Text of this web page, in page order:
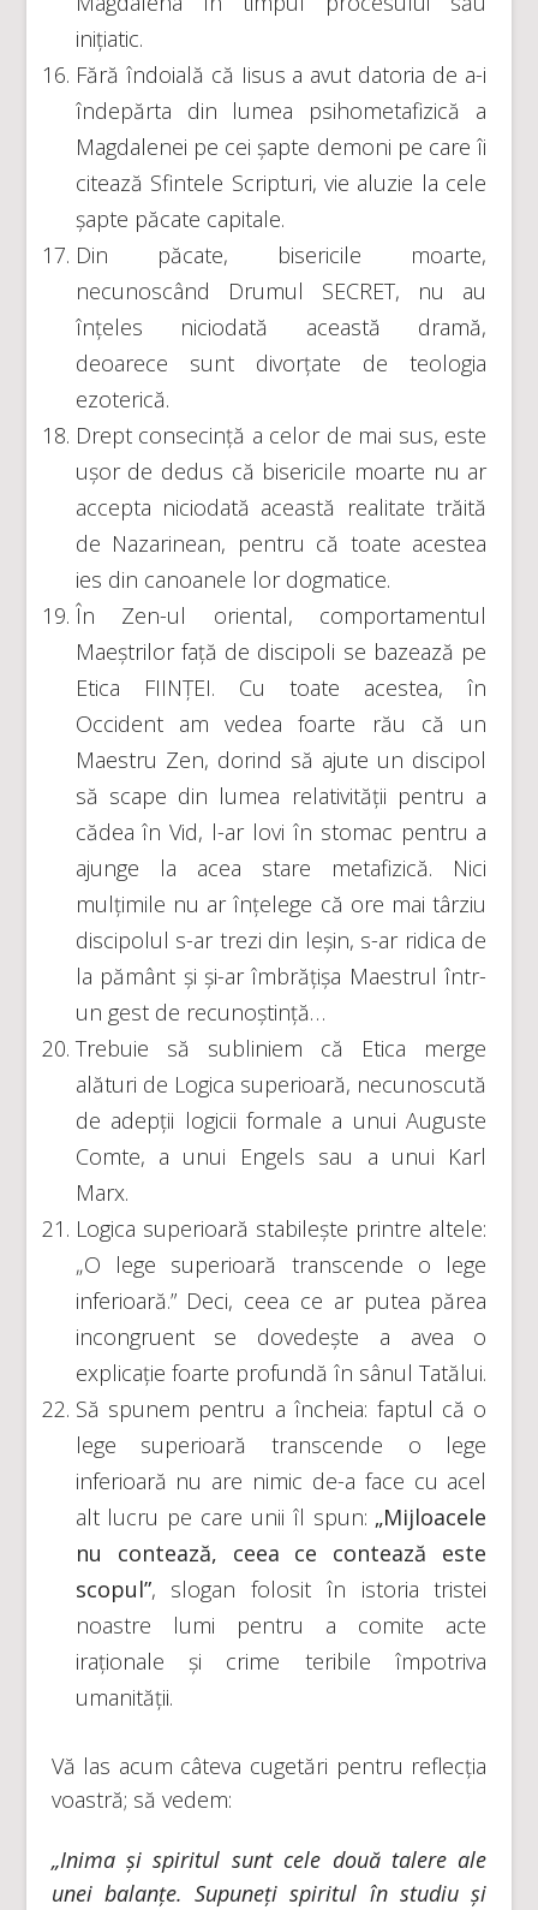
inițiatic.
Fără îndoială că Iisus a avut datoria de a-i
îndepărta din lumea psihometafizică a
Magdalenei pe cei șapte demoni pe care îi
citează Sfintele Scripturi, vie aluzie la cele
șapte păcate capitale.
Din păcate, bisericile moarte,
necunoscând Drumul SECRET, nu au
înțeles niciodată această dramă,
deoarece sunt divorțate de teologia
ezoterică.
Drept consecință a celor de mai sus, este
ușor de dedus că bisericile moarte nu ar
accepta niciodată această realitate trăită
de Nazarinean, pentru că toate acestea
ies din canoanele lor dogmatice.
În Zen-ul oriental, comportamentul
Maeștrilor față de discipoli se bazează pe
Etica FIINȚEI. Cu toate acestea, în
Occident am vedea foarte rău că un
Maestru Zen, dorind să ajute un discipol
să scape din lumea relativității pentru a
cădea în Vid, l-ar lovi în stomac pentru a
ajunge la acea stare metafizică. Nici
mulțimile nu ar înțelege că ore mai târziu
discipolul s-ar trezi din leșin, s-ar ridica de
la pământ și și-ar îmbrățișa Maestrul într-
un gest de recunoștință…
Trebuie să subliniem că Etica merge
alături de Logica superioară, necunoscută
de adepții logicii formale a unui Auguste
Comte, a unui Engels sau a unui Karl
Marx.
Logica superioară stabilește printre altele:
„O lege superioară transcende o lege
inferioară.” Deci, ceea ce ar putea părea
incongruent se dovedește a avea o
explicație foarte profundă în sânul Tatălui.
Să spunem pentru a încheia: faptul că o
lege superioară transcende o lege
inferioară nu are nimic de-a face cu acel
alt lucru pe care unii îl spun: „Mijloacele
nu contează, ceea ce contează este
scopul”, slogan folosit în istoria tristei
noastre lumi pentru a comite acte
iraționale și crime teribile împotriva
umanității.
Vă las acum câteva cugetări pentru reflecția
voastră; să vedem:
„Inima și spiritul sunt cele două talere ale
unei balanțe. Supuneți spiritul în studiu și